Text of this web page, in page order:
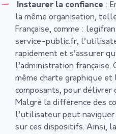
Instaurer la confiance :
la même organisation,
Française, comme :
service-public.fr,
rapidement et s’assurer
l’administration
même charte graphique et
composants, pour délivrer
Malgré la différence des
l’utilisateur peut
sur ces dispositifs. Ainsi,